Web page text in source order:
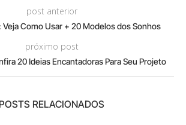
post anterior
Como Usar + 20 Modelos dos Sonhos
próximo post
20 Ideias Encantadoras Para Seu Projeto
POSTS RELACIONADOS